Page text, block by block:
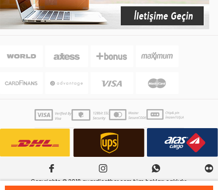
Copyrights © 2018 guardleather.com tüm hakları saklıdır.